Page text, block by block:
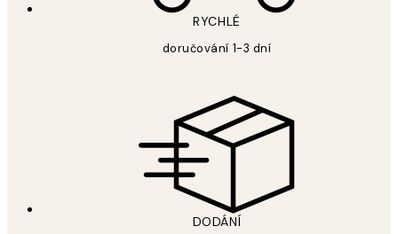
RYCHLÉ
doručování 1-3 dní
DODÁNÍ